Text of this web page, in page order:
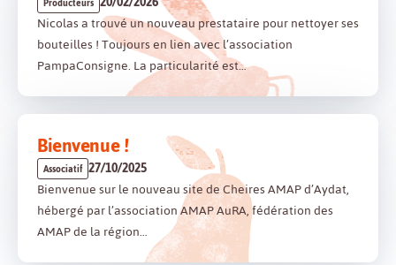
Nicolas a trouvé un nouveau prestataire pour nettoyer ses
bouteilles ! Toujours en lien avec l’association
PampaConsigne. La particularité est…
Bienvenue !
Associatif 27/10/2025
Bienvenue sur le nouveau site de Cheires AMAP d’Aydat,
hébergé par l’association AMAP AuRA, fédération des
AMAP de la région…